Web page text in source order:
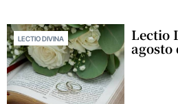
LECTIO DIVINA Lectio
agosto